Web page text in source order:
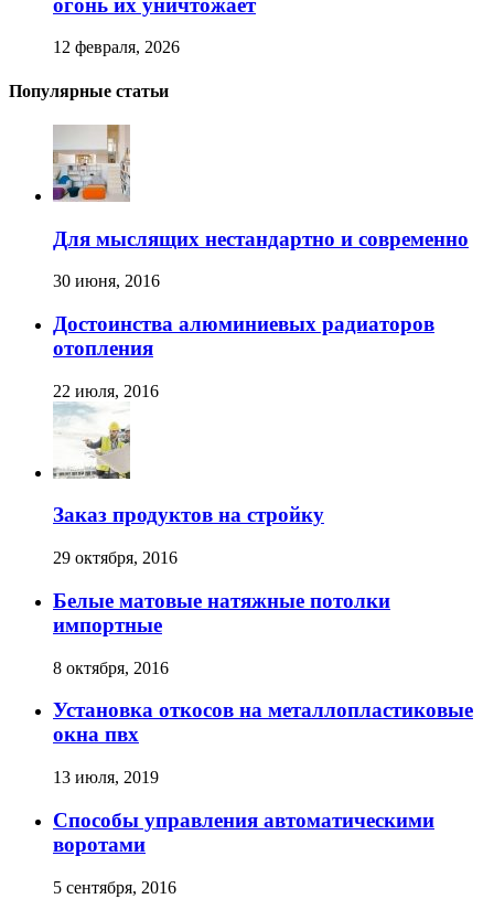
12 февраля, 2026
Популярные статьи
Для мыслящих нестандартно и современно
30 июня, 2016
Достоинства алюминиевых радиаторов
отопления
22 июля, 2016
Заказ продуктов на стройку
29 октября, 2016
Белые матовые натяжные потолки
импортные
8 октября, 2016
Установка откосов на металлопластиковые
окна пвх
13 июля, 2019
Способы управления автоматическими
воротами
5 сентября, 2016